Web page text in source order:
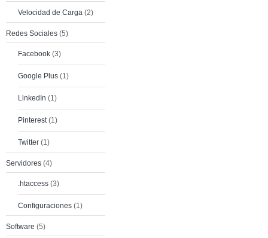
Velocidad de Carga (2)
Redes Sociales (5)
Facebook (3)
Google Plus (1)
LinkedIn (1)
Pinterest(1)
Twitter (1)
Servidores (4)
.htaccess (3)
Configuraciones (1)
Software (5)